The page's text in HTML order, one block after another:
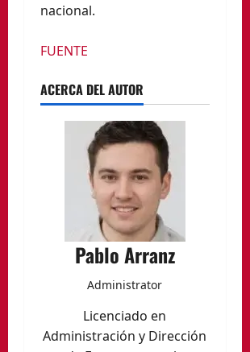
nacional.
FUENTE
ACERCA DEL AUTOR
Pablo Arranz
Administrator
Licenciado en
Administración y Dirección